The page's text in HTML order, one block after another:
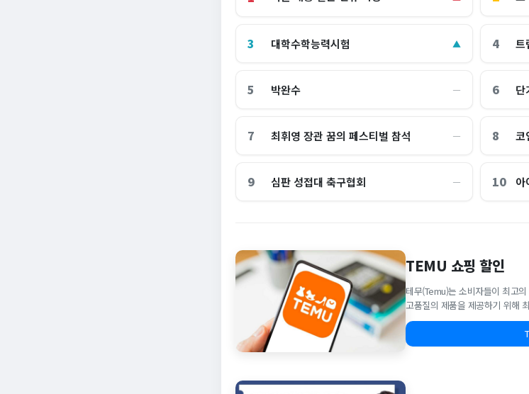
3 대학수학능력시험 ▲ 4 트
5 박완수 ― 6 단
7 최휘영 장관 꿈의 페스티벌 참석 ― 8 코
9 심판 성접대 축구협회 ― 10 아
TEMU 쇼핑 할인
테무(Temu)는 소비자들이 최고
고품질의 제품을 제공하기 위해